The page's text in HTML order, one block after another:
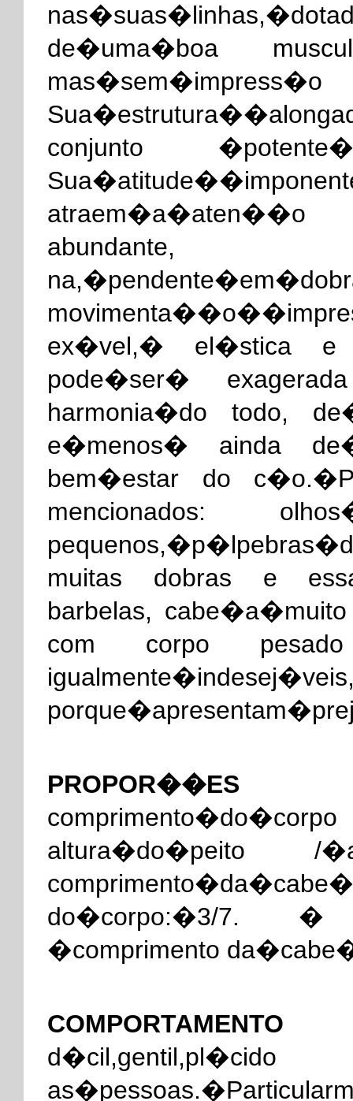
de�uma�boa
conjunto
ex�vel,� el�stica e
pode�ser�
harmonia�do todo,
e�menos� ainda
bem�estar do
mencionados:
muitas dobras e
barbelas,
com corpo
PROPOR��ES
altura�do�peito /
do�corpo:�3/7. �
�comprimento